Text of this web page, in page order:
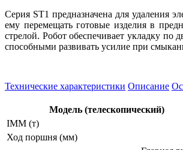
Серия ST1 предназначена для удаления
ему перемещать готовые изделия в
стрелой. Робот обеспечивает укладку по
способными развивать усилие при
Технические характеристики Описание
Модель (телескопический)
IMM (т)
Ход поршня (мм)